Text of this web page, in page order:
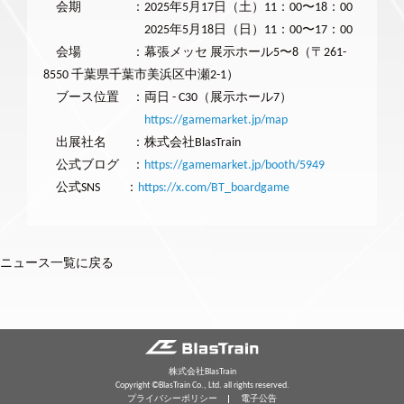
会期 ：2025年5月17日（土）11：00〜18：00
2025年5月18日（日）11：00〜17：00
会場 ：幕張メッセ 展示ホール5〜8（〒261-
8550 千葉県千葉市美浜区中瀬2-1）
ブース位置 ：両日 - C30（展示ホール7）
https://gamemarket.jp/map
出展社名 ：株式会社BlasTrain
公式ブログ ： https://gamemarket.jp/booth/5949
公式SNS ： https://x.com/BT_boardgame
ニュース一覧に戻る
株式会社BlasTrain
Copyright ©BlasTrain Co., Ltd. all rights reserved.
プライバシーポリシー
電子公告